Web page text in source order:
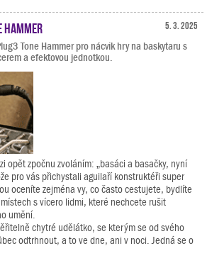
5. 3. 2025
Hammer
Tone Hammer pro nácvik hry na baskytaru s
a efektovou jednotkou.
opět zpočnu zvoláním: „basáci a basačky, nyní
pro vás přichystali aguilaří konstruktéři super
oceníte zejména vy, co často cestujete, bydlíte
s vícero lidmi, které nechcete rušit
umění.
chytré udělátko, se kterým se od svého
odtrhnout, a to ve dne, ani v noci. Jedná se o